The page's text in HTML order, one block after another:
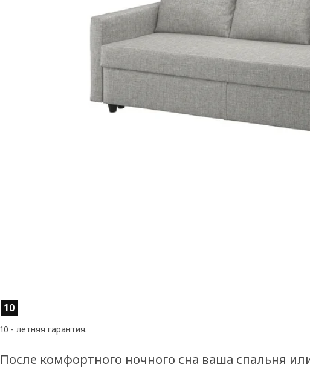
Image zoomed out, normal view
Характеристики товара
10
10 - летняя гарантия.
После комфортного ночного сна ваша спальня